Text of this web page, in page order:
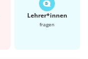
Lehrer*​innen
fragen